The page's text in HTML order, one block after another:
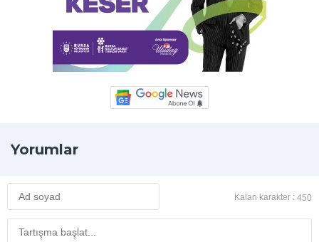
Yorumlar
Kalan karakter : 450